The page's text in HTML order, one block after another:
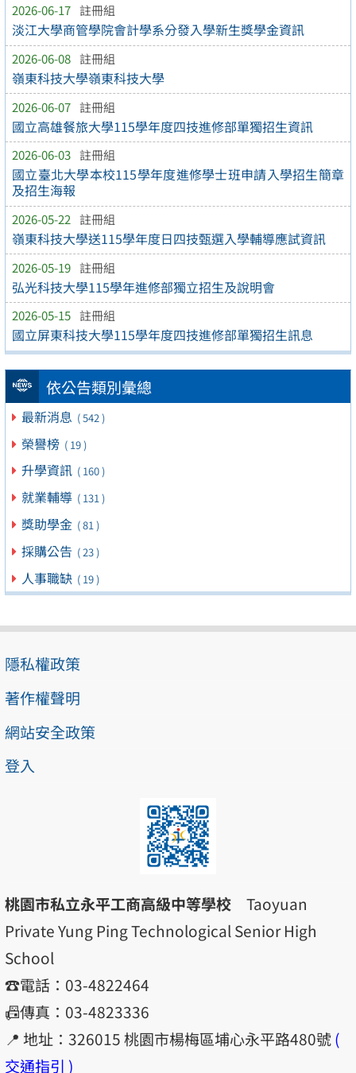
2026-06-17 註冊組
淡江大學商管學院會計學系分發入學新生獎學金資訊
2026-06-08 註冊組
嶺東科技大學嶺東科技大學
2026-06-07 註冊組
國立高雄餐旅大學115學年度四技進修部單獨招生資訊
2026-06-03 註冊組
國立臺北大學本校115學年度進修學士班申請入學招生簡章
及招生海報
2026-05-22 註冊組
嶺東科技大學送115學年度日四技甄選入學輔導應試資訊
2026-05-19 註冊組
弘光科技大學115學年進修部獨立招生及說明會
2026-05-15 註冊組
國立屏東科技大學115學年度四技進修部單獨招生訊息
依公告類別彙總
最新消息 ( 542 )
榮譽榜 ( 19 )
升學資訊 ( 160 )
就業輔導 ( 131 )
獎助學金 ( 81 )
採購公告 ( 23 )
人事職缺 ( 19 )
隱私權政策
著作權聲明
網站安全政策
登入
桃園市私立永平工商高級中等學校 Taoyuan
Private Yung Ping Technological Senior High
School
☎️電話：03-4822464
📠傳真：03-4823336
📍 地址：326015 桃園市楊梅區埔心永平路480號(
交通指引 )